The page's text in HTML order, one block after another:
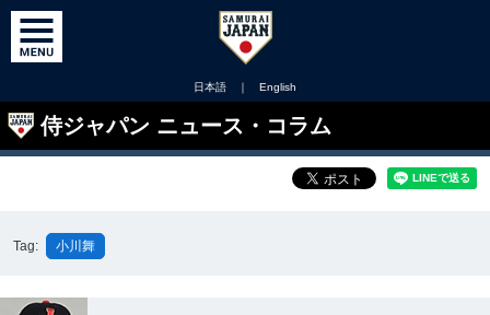
日本語 ｜ English
侍ジャパン ニュース・コラム
Tag: 小川舞